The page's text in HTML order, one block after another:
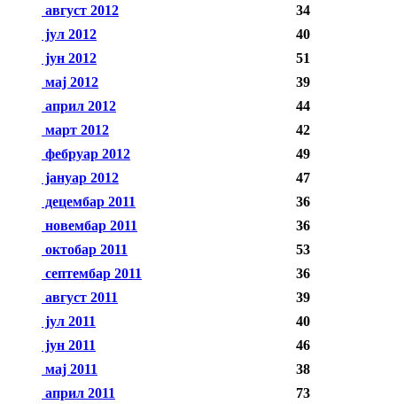
август 2012
34
јул 2012
40
јун 2012
51
мај 2012
39
април 2012
44
март 2012
42
фебруар 2012
49
јануар 2012
47
децембар 2011
36
новембар 2011
36
октобар 2011
53
септембар 2011
36
август 2011
39
јул 2011
40
јун 2011
46
мај 2011
38
април 2011
73